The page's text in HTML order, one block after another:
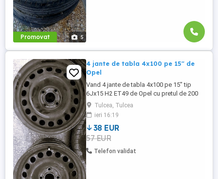
Promovat 5
4 jante de tabla 4x100 pe 15" de
Opel
Vand 4 jante de tabla 4x100 pe 15" tip
6Jx15 H2 ET49 de Opel cu pretul de 200
lei. Se pot achizitiona doar din Tulcea, NU
se trimit prin curier.
Tulcea, Tulcea
ieri 16:19
38 EUR
57 EUR
Telefon validat